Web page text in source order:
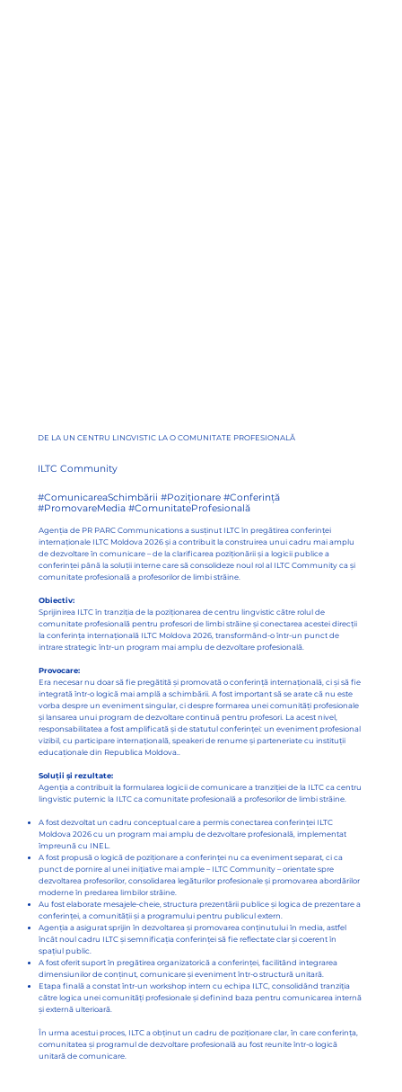
DE LA UN CENTRU LINGVISTIC LA O COMUNITATE PROFESIONALĂ
ILTC Community
#ComunicareaSchimbării #Poziționare #Conferință
#PromovareMedia #ComunitateProfesională
Agenția de PR PARC Communications a susținut ILTC în pregătirea conferinței
internaționale ILTC Moldova 2026 și a contribuit la construirea unui cadru mai amplu
de dezvoltare în comunicare – de la clarificarea poziționării și a logicii publice a
conferinței până la soluții interne care să consolideze noul rol al ILTC Community ca și
comunitate profesională a profesorilor de limbi străine.
Obiectiv:
Sprijinirea ILTC în tranziția de la poziționarea de centru lingvistic către rolul de
comunitate profesională pentru profesori de limbi străine și conectarea acestei direcții
la conferința internațională ILTC Moldova 2026, transformând-o într-un punct de
intrare strategic într-un program mai amplu de dezvoltare profesională.
Provocare:
Era necesar nu doar să fie pregătită și promovată o conferință internațională, ci și să fie
integrată într-o logică mai amplă a schimbării. A fost important să se arate că nu este
vorba despre un eveniment singular, ci despre formarea unei comunități profesionale
și lansarea unui program de dezvoltare continuă pentru profesori. La acest nivel,
responsabilitatea a fost amplificată și de statutul conferinței: un eveniment profesional
vizibil, cu participare internațională, speakeri de renume și parteneriate cu instituții
educaționale din Republica Moldova..
Soluții și rezultate:
Agenția a contribuit la formularea logicii de comunicare a tranziției de la ILTC ca centru
lingvistic puternic la ILTC ca comunitate profesională a profesorilor de limbi străine.
A fost dezvoltat un cadru conceptual care a permis conectarea conferinței ILTC
Moldova 2026 cu un program mai amplu de dezvoltare profesională, implementat
împreună cu INEL.
A fost propusă o logică de poziționare a conferinței nu ca eveniment separat, ci ca
punct de pornire al unei inițiative mai ample – ILTC Community – orientate spre
dezvoltarea profesorilor, consolidarea legăturilor profesionale și promovarea abordărilor
moderne în predarea limbilor străine.
Au fost elaborate mesajele-cheie, structura prezentării publice și logica de prezentare a
conferinței, a comunității și a programului pentru publicul extern.
Agenția a asigurat sprijin în dezvoltarea și promovarea conținutului în media, astfel
încât noul cadru ILTC și semnificația conferinței să fie reflectate clar și coerent în
spațiul public.
A fost oferit suport în pregătirea organizatorică a conferinței, facilitând integrarea
dimensiunilor de conținut, comunicare și eveniment într-o structură unitară.
Etapa finală a constat într-un workshop intern cu echipa ILTC, consolidând tranziția
către logica unei comunități profesionale și definind baza pentru comunicarea internă
și externă ulterioară.
În urma acestui proces, ILTC a obținut un cadru de poziționare clar, în care conferința,
comunitatea și programul de dezvoltare profesională au fost reunite într-o logică
unitară de comunicare.